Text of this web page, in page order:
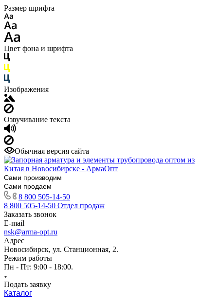
Размер шрифта
Цвет фона и шрифта
Изображения
Озвучивание текста
Обычная версия сайта
Сами производим
Сами продаем
8 800 505-14-50
8 800 505-14-50 Отдел продаж
Заказать звонок
E-mail
nsk@arma-opt.ru
Адрес
Новосибирск, ул. Станционная, 2.
Режим работы
Пн - Пт: 9:00 - 18:00.
Подать заявку
Каталог